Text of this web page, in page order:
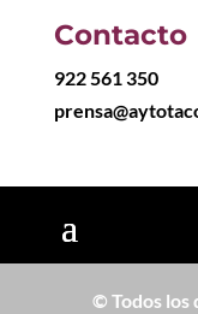
Contacto
922 561 350
© Todos los